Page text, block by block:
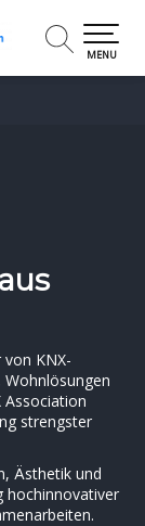
MENU
KNX-
Association
strengster
Ästhetik und
hochinnovativer